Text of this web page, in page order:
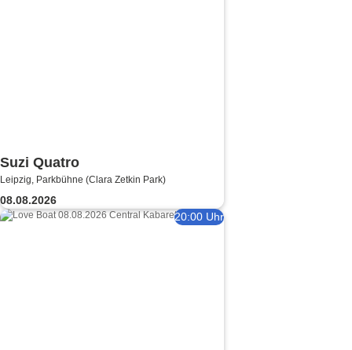
Suzi Quatro
Leipzig, Parkbühne (Clara Zetkin Park)
08.08.2026
20:00 Uhr